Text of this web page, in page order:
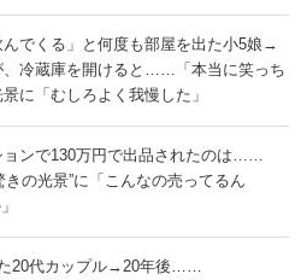
でくる」と何度も部屋を出た小5娘→
、冷蔵庫を開けると……「本当に笑っち
に「むしろよく我慢した」
ンで130万円で出品されたのは……
きの光景”に「こんなの売ってるん
20代カップル→20年後……